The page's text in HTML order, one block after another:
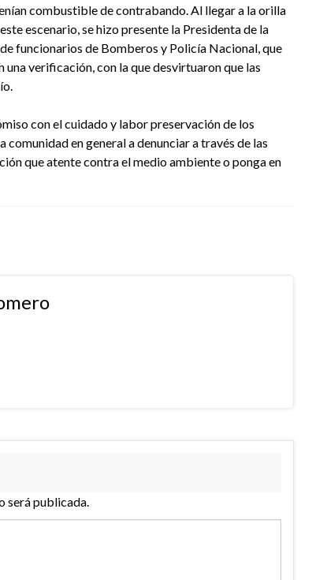
combustible de contrabando. Al llegar a la orilla
escenario, se hizo presente la Presidenta de la
funcionarios de Bomberos y Policía Nacional, que
verificación, con la que desvirtuaron que las
con el cuidado y labor preservación de los
comunidad en general a denunciar a través de las
que atente contra el medio ambiente o ponga en
será publicada.